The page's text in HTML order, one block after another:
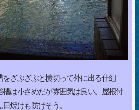
をざぶざぶと横切って外に出る仕組
槽は小さめだが雰囲気は良い。屋根付
焼けも防げそう。